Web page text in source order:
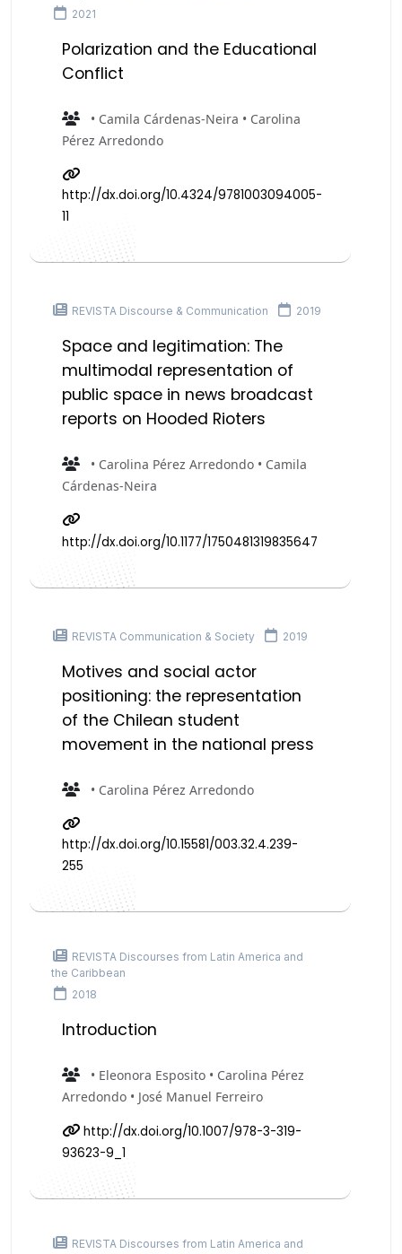
2021
Polarization and the Educational
Conflict
• Camila Cárdenas-Neira • Carolina
Pérez Arredondo
http://dx.doi.org/10.4324/9781003094005-
11
REVISTA Discourse & Communication 2019
Space and legitimation: The
multimodal representation of
public space in news broadcast
reports on Hooded Rioters
• Carolina Pérez Arredondo • Camila
Cárdenas-Neira
http://dx.doi.org/10.1177/1750481319835647
REVISTA Communication & Society 2019
Motives and social actor
positioning: the representation
of the Chilean student
movement in the national press
• Carolina Pérez Arredondo
http://dx.doi.org/10.15581/003.32.4.239-
255
REVISTA Discourses from Latin America and
the Caribbean
2018
Introduction
• Eleonora Esposito • Carolina Pérez
Arredondo • José Manuel Ferreiro
http://dx.doi.org/10.1007/978-3-319-
93623-9_1
REVISTA Discourses from Latin America and